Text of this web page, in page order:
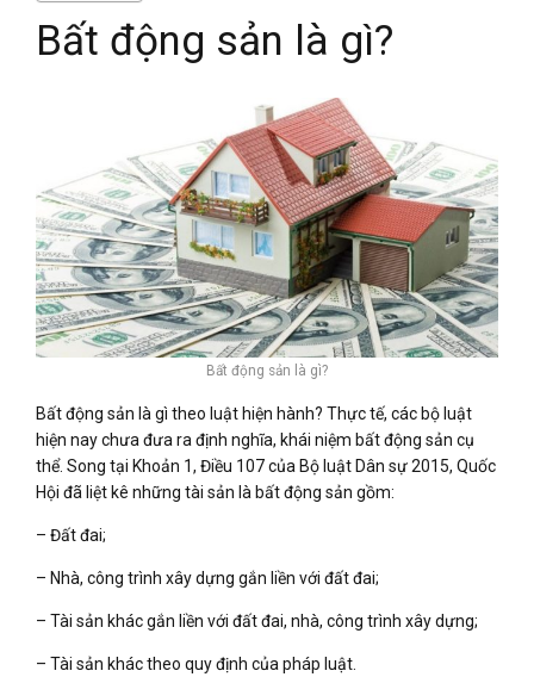
Bất động sản là gì?
Bất động sản là gì?
Bất động sản là gì theo luật hiện hành? Thực tế, các bộ luật
hiện nay chưa đưa ra định nghĩa, khái niệm bất động sản cụ
thể. Song tại Khoản 1, Điều 107 của Bộ luật Dân sự 2015, Quốc
Hội đã liệt kê những tài sản là bất động sản gồm:
– Đất đai;
– Nhà, công trình xây dựng gắn liền với đất đai;
– Tài sản khác gắn liền với đất đai, nhà, công trình xây dựng;
– Tài sản khác theo quy định của pháp luật.